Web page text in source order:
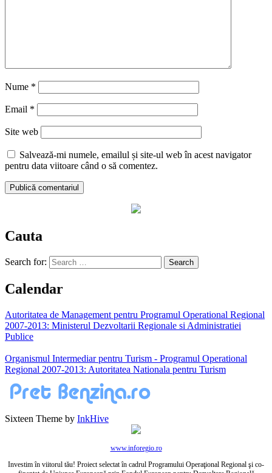
Nume *
Email *
Site web
Salvează-mi numele, emailul și site-ul web în acest navigator
pentru data viitoare când o să comentez.
Cauta
Search for:
Calendar
Autoritatea de Management pentru Programul Operational Regional
2007-2013: Ministerul Dezvoltarii Regionale si Administratiei
Publice
Organismul Intermediar pentru Turism - Programul Operational
Regional 2007-2013: Autoritatea Nationala pentru Turism
Sixteen Theme by InkHive
www.inforegio.ro
Investim în viitorul tău! Proiect selectat în cadrul Programului Operaţional Regional şi co-